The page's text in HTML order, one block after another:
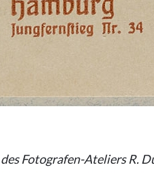
Fotografen-Ateliers R.